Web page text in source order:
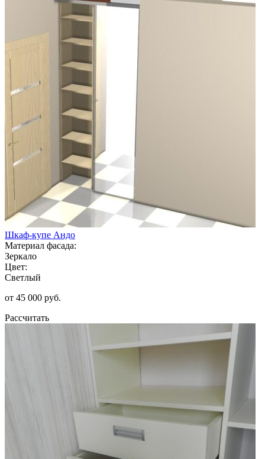
Шкаф-купе Андо
Материал фасада:
Зеркало
Цвет:
Светлый
от 45 000 руб.
Рассчитать